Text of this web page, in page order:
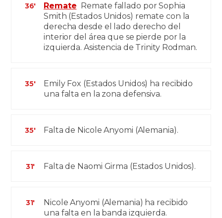
36' Remate Remate fallado por Sophia
Smith (Estados Unidos) remate con la
derecha desde el lado derecho del
interior del área que se pierde por la
izquierda. Asistencia de Trinity Rodman.
35'
Emily Fox (Estados Unidos) ha recibido
una falta en la zona defensiva.
35' Falta de Nicole Anyomi (Alemania).
31' Falta de Naomi Girma (Estados Unidos).
31'
Nicole Anyomi (Alemania) ha recibido
una falta en la banda izquierda.